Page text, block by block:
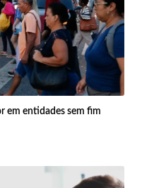
em entidades sem fim